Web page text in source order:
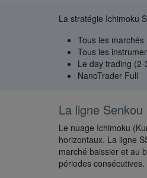
La stratégie Ichimoku
Tous les marchés
Tous les
Le day trading
NanoTrader Full
La ligne
Le nuage Ichimoku
horizontaux. La ligne
marché baissier et au
périodes consécutives.